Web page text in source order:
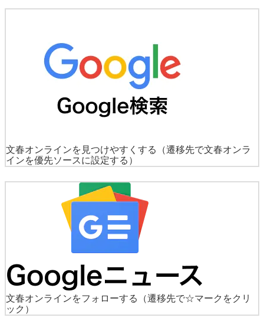
文春オンラインを見つけやすくする
（遷移先で文春オンラ
インを優先ソースに設定する）
文春オンラインをフォローする
（遷移先で☆マークをクリ
ック）